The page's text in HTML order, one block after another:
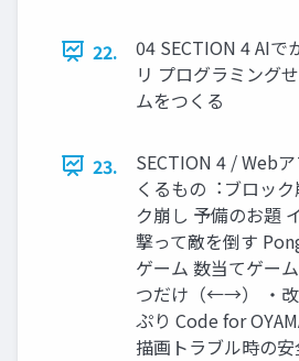
22.
04 SECTION 4 AIで
リ プログラミング
ムをつくる
23.
SECTION 4 / Web
くるもの︓ブロッ
ク崩し 予備のお題
撃って敵を倒す
ゲーム 数当てゲー
つだけ（←→） ・改
ぷり Code for
描画トラブル時の